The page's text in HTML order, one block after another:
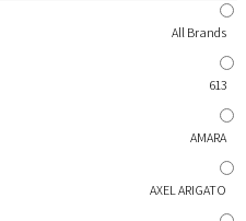
All Brands
613
AMARA
AXEL ARIGATO